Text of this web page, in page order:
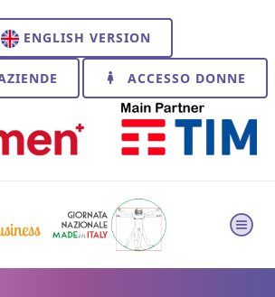
ENGLISH VERSION
ACCESSO DONNE